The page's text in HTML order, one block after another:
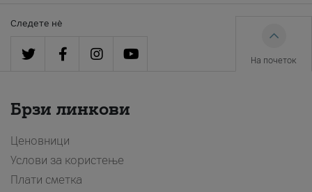
Следете нè
На почеток
Брзи линкови
Ценовници
Услови за користење
Плати сметка